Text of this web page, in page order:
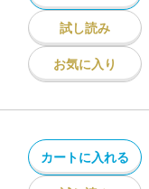
試し読み
お気に入り
カートに入れる